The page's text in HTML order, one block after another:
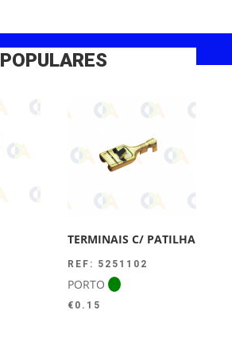
POPULARES
TERMINAIS C/ PATILHA
REF: 5251102
PORTO
€ 0.15